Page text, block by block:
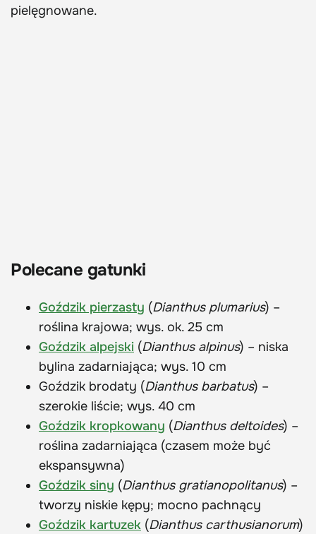
pielęgnowane.
Polecane gatunki
Goździk pierzasty (Dianthus plumarius) –
roślina krajowa; wys. ok. 25 cm
Goździk alpejski (Dianthus alpinus) – niska
bylina zadarniająca; wys. 10 cm
Goździk brodaty (Dianthus barbatus) –
szerokie liście; wys. 40 cm
Goździk kropkowany (Dianthus deltoides) –
roślina zadarniająca (czasem może być
ekspansywna)
Goździk siny (Dianthus gratianopolitanus) –
tworzy niskie kępy; mocno pachnący
Goździk kartuzek (Dianthus carthusianorum)